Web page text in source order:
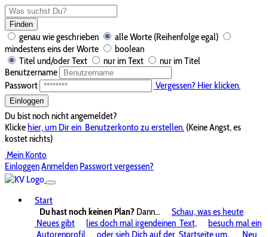
Finden
genau wie geschrieben
alle Worte (Reihenfolge egal)
mindestens eins der Worte
boolean
Titel und/oder Text
nur im Text
nur im Titel
Benutzername
Passwort
Vergessen? Hier klicken.
Einloggen
Du bist noch nicht angemeldet?
Klickehier, um Dir ein Benutzerkonto zu erstellen. (Keine Angst, es
kostet nichts)
Mein Konto
EinloggenAnmelden Passwort vergessen?
Start
Du hast noch keinen Plan? Dann...
Schau, was es heute
Neues gibt
lies doch mal irgendeinen Text,
besuch mal ein
Autorenprofil
oder sieh Dich auf der Startseite um.
Neu